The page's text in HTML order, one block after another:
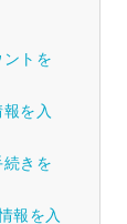
ントを
を入
続きを
報を入